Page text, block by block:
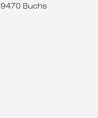
Buchs